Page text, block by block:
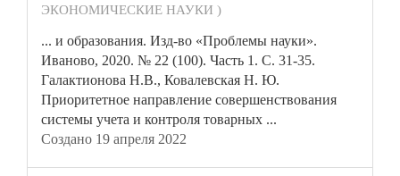
ЭКОНОМИЧЕСКИЕ НАУКИ )
... и образования. Изд-во «Проблемы науки».
Иваново, 2020. № 22 (100). Часть 1. С. 31-35.
Галактионова Н.В., Ковалевская Н. Ю.
Приоритетное направление совершенствования
системы учета и контроля товарных ...
Создано 19 апреля 2022